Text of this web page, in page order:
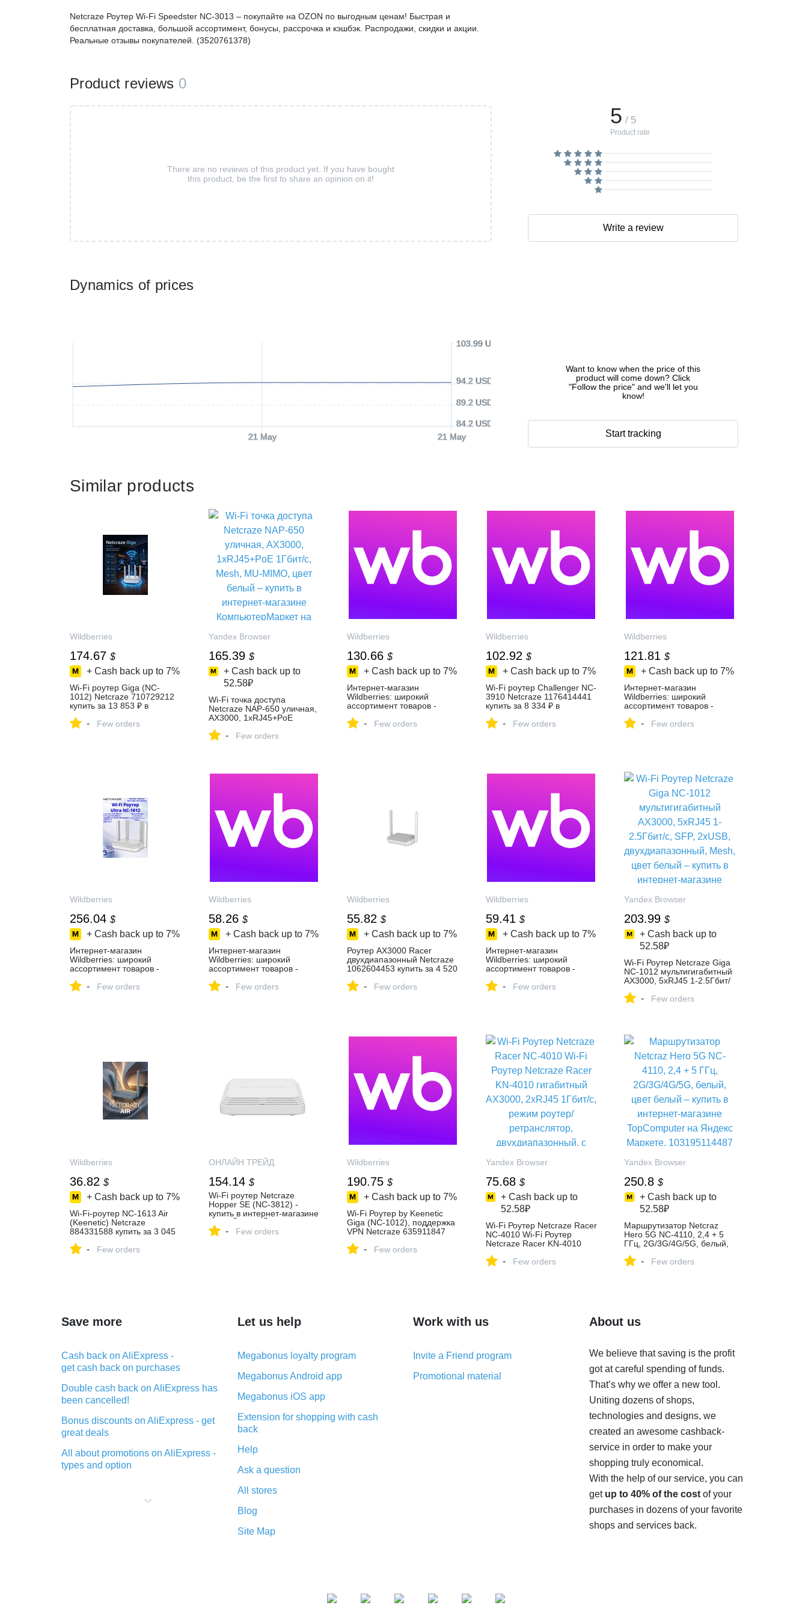
Dynamics of prices
21 May 21 May
84.2 USD
89.2 USD
94.2 USD
103.99 USD
Want to know when the price of this
product will come down? Click
"Follow the price" and we'll let you
know!
Start tracking
Netcraze Роутер Wi-Fi Speedster NC-3013 – покупайте на OZON по выгодным ценам! Быстрая и
бесплатная доставка, большой ассортимент, бонусы, рассрочка и кэшбэк. Распродажи, скидки и акции.
Реальные отзывы покупателей. (3520761378)
Product reviews 0
There are no reviews of this product yet. If you have bought
this product, be the first to share an opinion on it!
5 / 5
Product rate
Write a review
Similar products
Wildberries
174.67 $
+ Cash back up to 7%
Wi-Fi роутер Giga (NC-
1012) Netcraze 710729212
купить за 13 853 ₽ в
Wildberries
- Few orders
Yandex Browser
165.39 $
+ Cash back up to
52.58₽
Wi-Fi точка доступа
Netcraze NAP-650 уличная,
AX3000, 1xRJ45+PoE
цвет белый – купить в
5749098992
- Few orders
Wildberries
130.66 $
+ Cash back up to 7%
Интернет‑магазин
Wildberries: широкий
ассортимент товаров -
- Few orders
Wildberries
102.92 $
+ Cash back up to 7%
Wi-Fi роутер Challenger NC-
3910 Netcraze 1176414441
купить за 8 334 ₽ в
Wildberries
- Few orders
Wildberries
121.81 $
+ Cash back up to 7%
Интернет‑магазин
Wildberries: широкий
ассортимент товаров -
- Few orders
Wildberries
256.04 $
+ Cash back up to 7%
Интернет‑магазин
Wildberries: широкий
ассортимент товаров -
- Few orders
Wildberries
58.26 $
+ Cash back up to 7%
Интернет‑магазин
Wildberries: широкий
ассортимент товаров -
- Few orders
Wildberries
55.82 $
+ Cash back up to 7%
Роутер AX3000 Racer
двухдиапазонный Netcraze
1062604453 купить за 4 520
Wildberries
- Few orders
Wildberries
59.41 $
+ Cash back up to 7%
Интернет‑магазин
Wildberries: широкий
ассортимент товаров -
- Few orders
Yandex Browser
203.99 $
+ Cash back up to
52.58₽
Wi-Fi Роутер Netcraze Giga
NC-1012 мультигигабитный
AX3000, 5xRJ45 1-2.5Гбит/
двухдиапазонный, Mesh,
Яндекс Маркете,
4698267975
- Few orders
Wildberries
36.82 $
+ Cash back up to 7%
Wi-Fi-роутер NC-1613 Air
(Keenetic) Netcraze
884331588 купить за 3 045
Wildberries
- Few orders
ОНЛАЙН ТРЕЙД
154.14 $
Wi-Fi роутер Netcraze
Hopper SE (NC-3812) -
купить в интернет-магазине
- Few orders
Wildberries
190.75 $
+ Cash back up to 7%
Wi-Fi Роутер by Keenetic
Giga (NC-1012), поддержка
VPN Netcraze 635911847
интернет‑магазине
- Few orders
Yandex Browser
75.68 $
+ Cash back up to
52.58₽
Wi-Fi Роутер Netcraze Racer
NC-4010 Wi-Fi Роутер
Netcraze Racer KN-4010
1Гбит/с, режим роутер/
Яндекс Маркете,
- Few orders
Yandex Browser
250.8 $
+ Cash back up to
52.58₽
Маршрутизатор Netcraz
Hero 5G NC-4110, 2,4 + 5
ГГц, 2G/3G/4G/5G, белый,
интернет-магазине
- Few orders
Save more
Cash back on AliExpress -
get cash back on purchases
Double cash back on AliExpress has
been cancelled!
Bonus discounts on AliExpress - get
great deals
All about promotions on AliExpress -
types and option
purchases on AliExpress - short and
Let us help
Megabonus loyalty program
Megabonus Android app
Megabonus iOS app
Extension for shopping with cash
back
Help
Ask a question
All stores
Blog
Site Map
Work with us
Invite a Friend program
Promotional material
About us
We believe that saving is the profit
got at careful spending of funds.
That’s why we offer a new tool.
Uniting dozens of shops,
technologies and designs, we
created an awesome cashback-
service in order to make your
shopping truly economical.
With the help of our service, you can
get up to 40% of the costof your
purchases in dozens of your favorite
shops and services back.